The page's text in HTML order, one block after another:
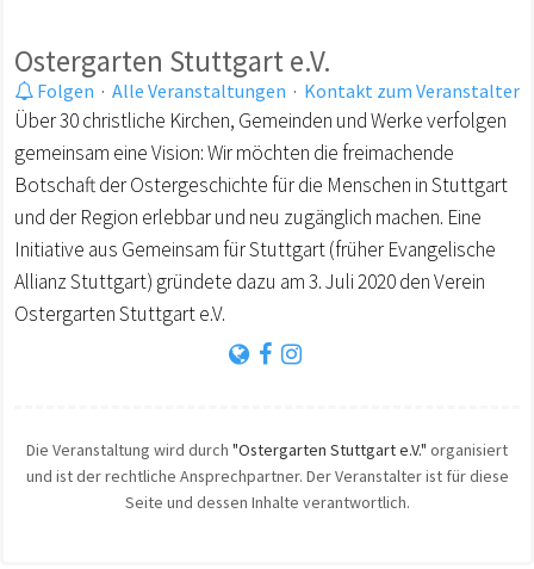
Ostergarten Stuttgart e.V.
Folgen · Alle Veranstaltungen · Kontakt zum Veranstalter
Über 30 christliche Kirchen, Gemeinden und Werke verfolgen
gemeinsam eine Vision: Wir möchten die freimachende
Botschaft der Ostergeschichte für die Menschen in Stuttgart
und der Region erlebbar und neu zugänglich machen. Eine
Initiative aus Gemeinsam für Stuttgart (früher Evangelische
Allianz Stuttgart) gründete dazu am 3. Juli 2020 den Verein
Ostergarten Stuttgart e.V.
Die Veranstaltung wird durch "Ostergarten Stuttgart e.V." organisiert
und ist der rechtliche Ansprechpartner. Der Veranstalter ist für diese
Seite und dessen Inhalte verantwortlich.